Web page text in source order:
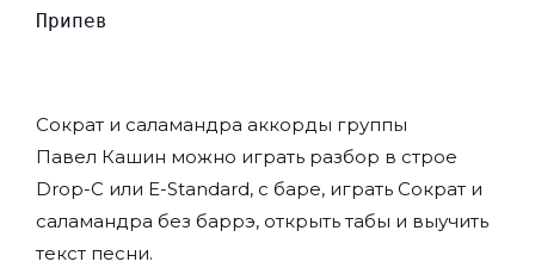
Припев
Сократ и саламандра аккорды группы
Павел Кашин можно играть разбор в строе
Drop-C или E-Standard, с баре, играть Сократ и
саламандра без баррэ, открыть табы и выучить
текст песни.